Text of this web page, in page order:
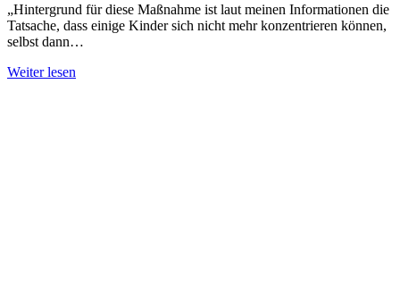
„Hintergrund für diese Maßnahme ist laut meinen Informationen die
Tatsache, dass einige Kinder sich nicht mehr konzentrieren können,
selbst dann…
Weiter lesen